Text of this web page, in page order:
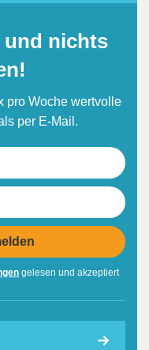
und nichts
pro Woche wertvolle
per E-Mail.
gelesen und akzeptiert